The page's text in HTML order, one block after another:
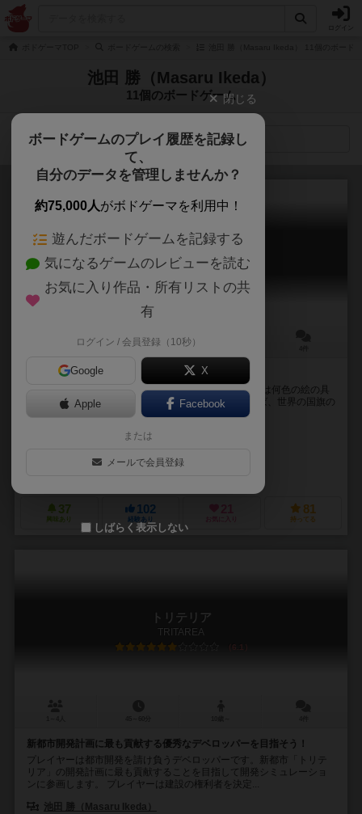
池田 勝（Masaru Ikeda）
11個のボードゲーム
検索メニュー
ハタイロ / 旗彩
Hatairo
15～60分
国旗コレクションゲーム「ハタイロ」
ゲームの概要： 国旗を描こう。世界中の国旗を描くには何色の絵の具
が必要でしょうか？ 赤・青・緑・黄・黒の5色があれば、世界の国旗の
7割以上を描くことができます。 ...
池田 勝（Masaru Ikeda）
37
興味あり
102
経験あり お気に入り
81
持ってる
トリテリア
TRITAREA
6.1
新都市開発計画に最も貢献する優秀なデベロッパーを目指そう！
プレイヤーは都市開発を請け負うデベロッパーです。新都市「トリテ
リア」の開発計画に最も貢献することを目指して開発シミュレーショ
ンに参画します。 プレイヤーは建設の権利者を決定...
池田 勝（Masaru Ikeda）
閉じる
ボードゲームのプレイ履歴を記録し
て、
自分のデータを管理しませんか？
約75,000人がボドゲーマを利用中！
遊んだボードゲームを記録する
気になるゲームのレビューを読む
お気に入り作品・所有リストの共
有
ログイン / 会員登録（10秒）
Google X
Apple Facebook
または
メールで会員登録
しばらく表示しない